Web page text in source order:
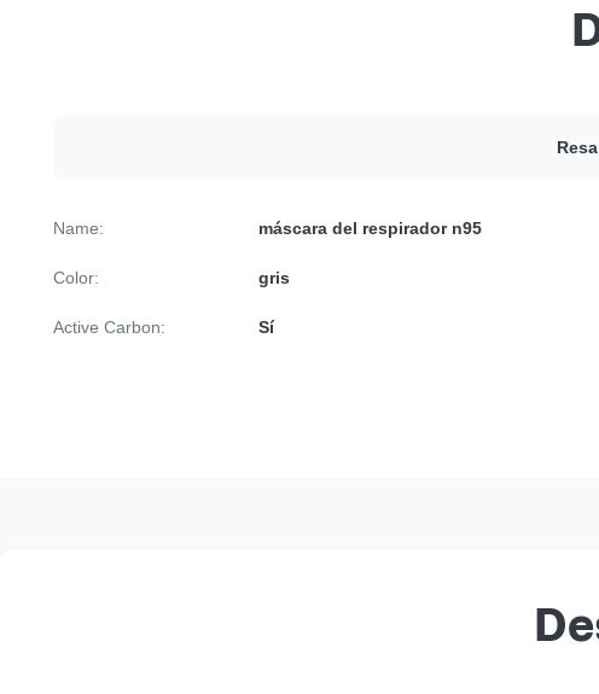
Name: máscara del respirador n95
Color: gris
Active Carbon: Sí